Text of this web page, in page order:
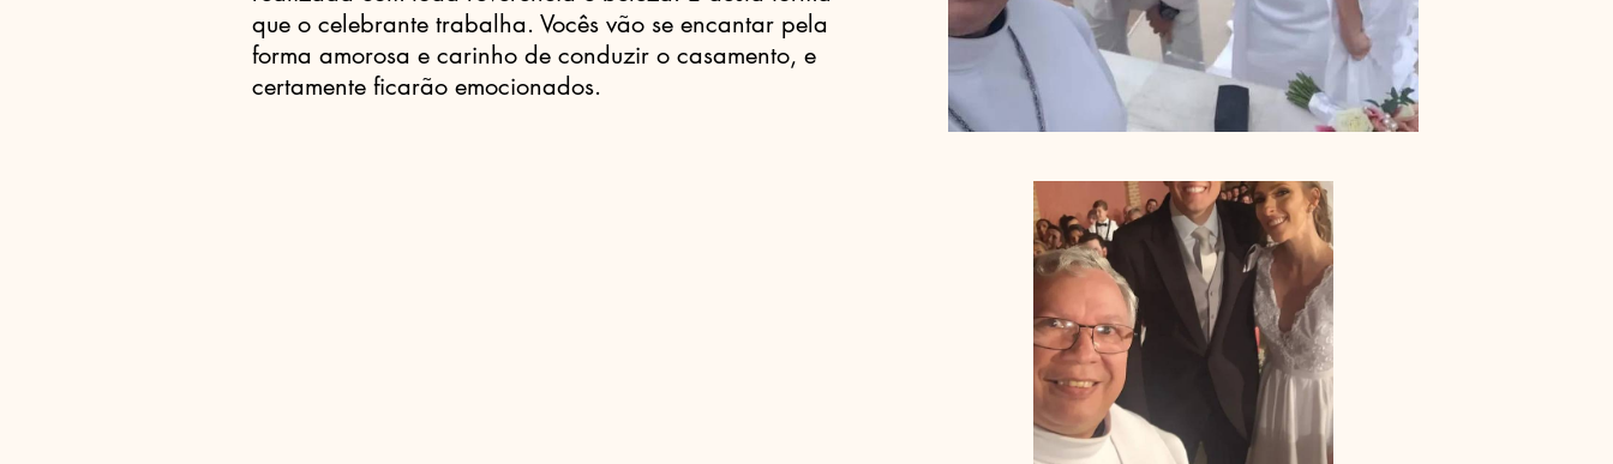
que o celebrante trabalha. Vocês vão se encantar pela
forma amorosa e carinho de conduzir o casamento, e
certamente ficarão emocionados.